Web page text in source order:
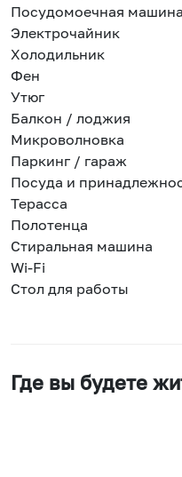
Посудомоечная машина
Электрочайник
Холодильник
Фен
Утюг
Балкон / лоджия
Микроволновка
Паркинг / гараж
Посуда и
Терасса
Полотенца
Стиральная машина
Wi-Fi
Стол для работы
Где вы будете